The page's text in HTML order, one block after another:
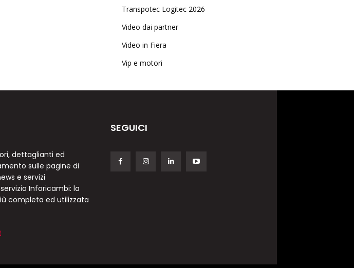
Transpotec Logitec 2026
Video dai partner
Video in Fiera
Vip e motori
dettaglianti ed
sulle pagine di
e servizi
Inforicambi: la
completa ed utilizzata
SEGUICI